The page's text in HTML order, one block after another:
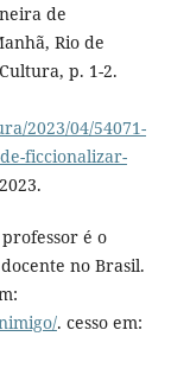
de
Rio de
p. 1-2.
2023/04/54071-
ficcionalizar-
professor é o
no Brasil.
. cesso em: